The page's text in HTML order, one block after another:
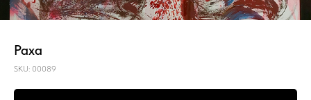
Раха
SKU: 00089